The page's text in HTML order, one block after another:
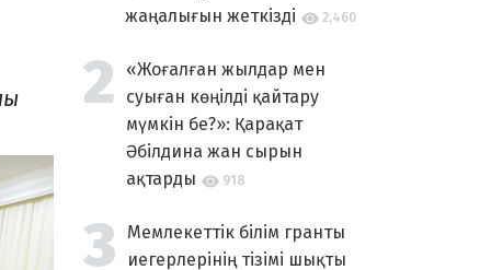
жаңалығын жеткізді
2,460
«Жоғалған жылдар мен
суыған көңілді қайтару
мүмкін бе?»: Қарақат
Әбілдина жан сырын
ақтарды
918
Мемлекеттік білім гранты
иегерлерінің тізімі шықты